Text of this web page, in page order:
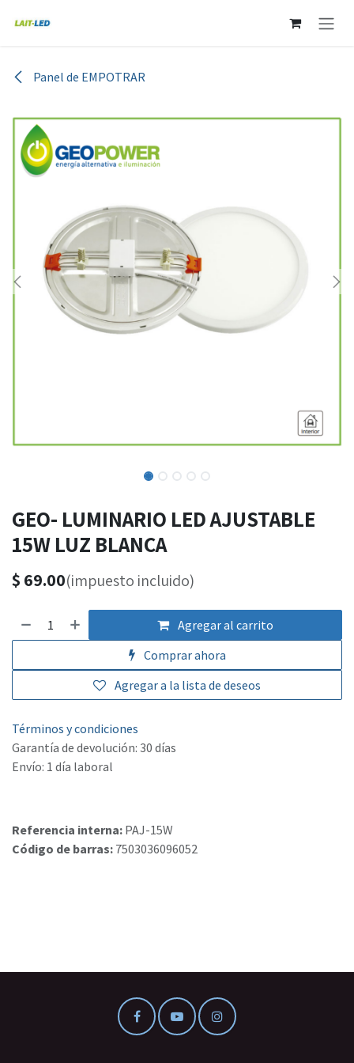
Panel de EMPOTRAR
GEO- LUMINARIO LED AJUSTABLE
15W LUZ BLANCA
$ 69.00(impuesto incluido)
Agregar al carrito
Comprar ahora
Agregar a la lista de deseos
Términos y condiciones
Garantía de devolución: 30 días
Envío: 1 día laboral
Referencia interna: PAJ-15W
Código de barras: 7503036096052